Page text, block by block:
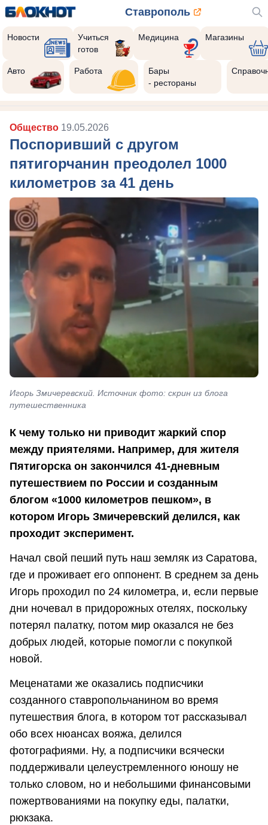
Ставрополь
Новости
Учиться
готов
Медицина Магазины
Авто Работа
Бары
- рестораны
Общество 19.05.2026
Поспоривший с другом
пятигорчанин преодолел 1000
километров за 41 день
Игорь Змичеревский. Источник фото: скрин из блога
путешественника
К чему только ни приводит жаркий спор
между приятелями. Например, для жителя
Пятигорска он закончился 41-дневным
путешествием по России и созданным
блогом «1000 километров пешком», в
котором Игорь Змичеревский делился, как
проходит эксперимент.
Начал свой пеший путь наш земляк из Саратова,
где и проживает его оппонент. В среднем за день
Игорь проходил по 24 километра, и, если первые
дни ночевал в придорожных отелях, поскольку
потерял палатку, потом мир оказался не без
добрых людей, которые помогли с покупкой
новой.
Меценатами же оказались подписчики
созданного ставропольчанином во время
путешествия блога, в котором тот рассказывал
обо всех нюансах вояжа, делился
фотографиями. Ну, а подписчики всячески
поддерживали целеустремленного юношу не
только словом, но и небольшими финансовыми
пожертвованиями на покупку еды, палатки,
рюкзака.